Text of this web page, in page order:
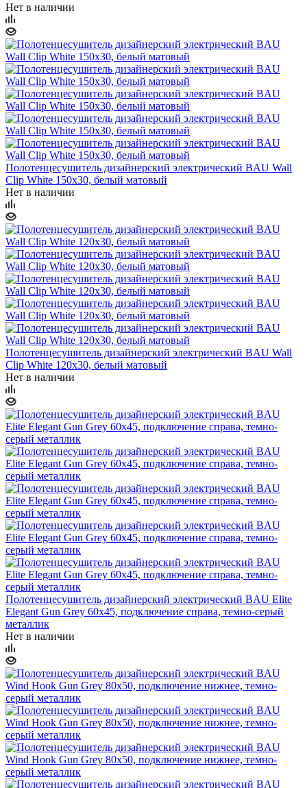
Нет в наличии
Полотенцесушитель дизайнерский электрический BAU Wall
Clip White 150х30, белый матовый
Нет в наличии
Полотенцесушитель дизайнерский электрический BAU Wall
Clip White 120х30, белый матовый
Нет в наличии
Полотенцесушитель дизайнерский электрический BAU Elite
Elegant Gun Grey 60х45, подключение справа, темно-серый
металлик
Нет в наличии